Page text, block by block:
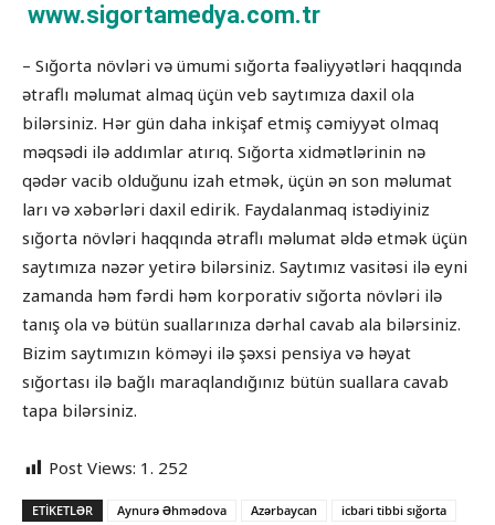
www.sigortamedya.com.tr
– Sığorta növləri və ümumi sığorta fəaliyyətləri haqqında
ətraflı məlumat almaq üçün veb saytımıza daxil ola
bilərsiniz. Hər gün daha inkişaf etmiş cəmiyyət olmaq
məqsədi ilə addımlar atırıq. Sığorta xidmətlərinin nə
qədər vacib olduğunu izah etmək, üçün ən son məlumat
ları və xəbərləri daxil edirik. Faydalanmaq istədiyiniz
sığorta növləri haqqında ətraflı məlumat əldə etmək üçün
saytımıza nəzər yetirə bilərsiniz. Saytımız vasitəsi ilə eyni
zamanda həm fərdi həm korporativ sığorta növləri ilə
tanış ola və bütün suallarınıza dərhal cavab ala bilərsiniz.
Bizim saytımızın köməyi ilə şəxsi pensiya və həyat
sığortası ilə bağlı maraqlandığınız bütün suallara cavab
tapa bilərsiniz.
Post Views: 1. 252
ETIKETLƏR Aynurə Əhmədova Azərbaycan
icbari tibbi sığorta